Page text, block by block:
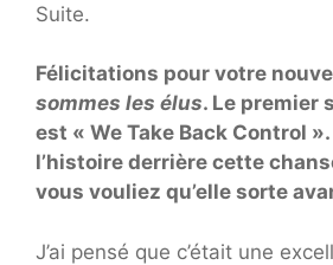
Suite.
Félicitations pour votre
sommes les élus. Le premier
est « We Take Back Control
l’histoire derrière cette
vous vouliez qu’elle sorte
J’ai pensé que c’était une